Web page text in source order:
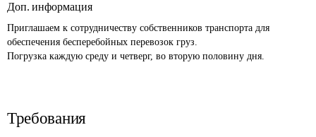
Доп. информация
Приглашаем к сотрудничеству собственников транспорта для
обеспечения бесперебойных перевозок груз.
Погрузка каждую среду и четверг, во вторую половину дня.
Требования